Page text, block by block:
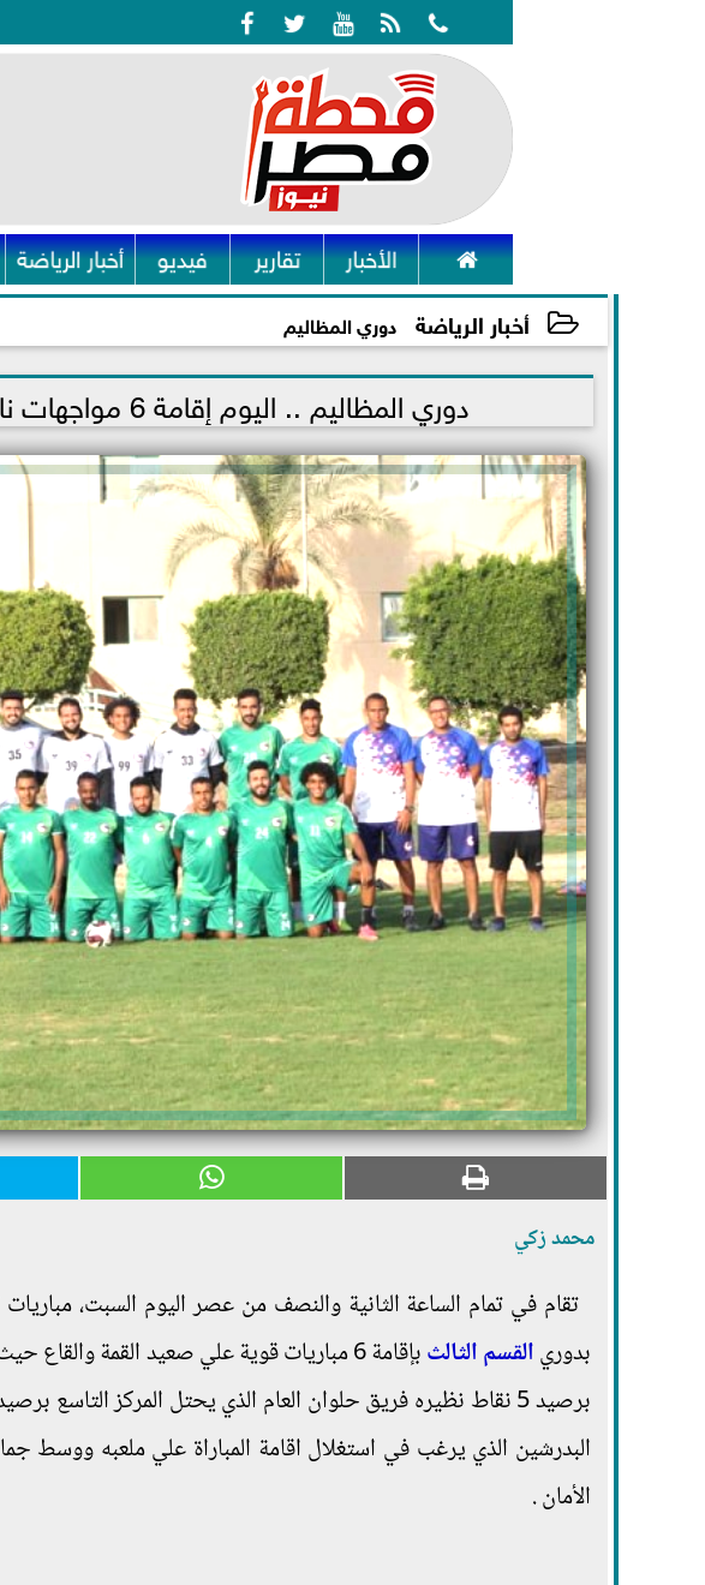
    
 الأخبار تقارير فيديو أخبار الرياضة
أخبار الرياضة دوري المظاليم
2021-12-04 10:55:20 دوري المظاليم .. اليوم إقامة 6 مواجهات نارية في القسم الثالث بالجيزة
محمد زكي
تقام في تمام الساعة الثانية والنصف من عصر اليوم السبت،
بدوريالقسم الثالث
بإقامة 6 مباريات قوية علي صعيد القمة
البدرشين الذي يرغب في استغلال اقامة المباراة علي ملعبه ووسط
الأمان .